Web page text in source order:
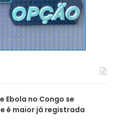
como ‘Forjado’,
no início da madrugada
Santos da Cunha, o
pelo crime de
usando tornozeleira
da residência onde ele
pessoas, sendo uma
Ebola no Congo se
é maior já registrada